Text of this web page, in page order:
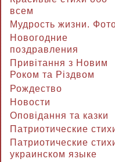
всем
Мудрость жизни.
Новогодние
поздравления
Привітання з Новим
Роком та Різдвом
Рождество
Новости
Оповідання та казки
Патриотические
Патриотические
украинском языке